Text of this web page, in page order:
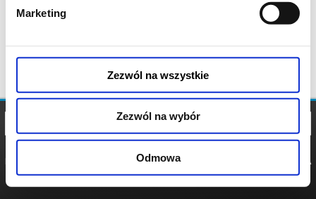
Marketing
Zezwól na wszystkie
Zezwól na wybór
Odmowa
POLITYKA
POLITYKA